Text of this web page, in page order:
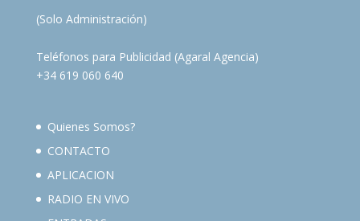
(Solo Administración)
Teléfonos para Publicidad (Agaral Agencia)
+34 619 060 640
Quienes Somos?
CONTACTO
APLICACION
RADIO EN VIVO